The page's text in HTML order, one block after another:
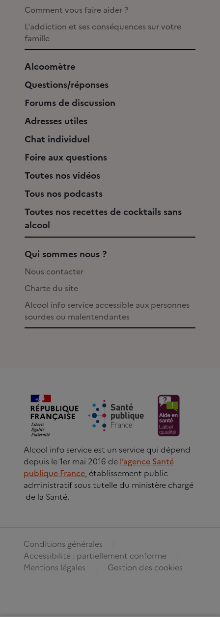
Comment vous faire aider ?
L'addiction et ses conséquences sur votre
famille
Alcoomètre
Questions/réponses
Forums de discussion
Adresses utiles
Chat individuel
Foire aux questions
Toutes nos vidéos
Tous nos podcasts
Toutes nos recettes de cocktails sans
alcool
Qui sommes nous ?
Nous contacter
Charte du site
Alcool info service accessible aux personnes
sourdes ou malentendantes
Alcool info service est un service qui dépend
depuis le 1er mai 2016 de l’agence Santé
publique France, établissement public
administratif sous tutelle du ministère chargé
de la Santé.
Conditions générales
Accessibilité : partiellement conforme
Mentions légales
Gestion des cookies